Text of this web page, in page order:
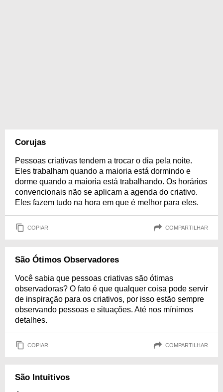
Corujas
Pessoas criativas tendem a trocar o dia pela noite.
Eles trabalham quando a maioria está dormindo e
dorme quando a maioria está trabalhando. Os horários
convencionais não se aplicam a agenda do criativo.
Eles fazem tudo na hora em que é melhor para eles.
COPIAR COMPARTILHAR
São Ótimos Observadores
Você sabia que pessoas criativas são ótimas
observadoras? O fato é que qualquer coisa pode servir
de inspiração para os criativos, por isso estão sempre
observando pessoas e situações. Até nos mínimos
detalhes.
COPIAR COMPARTILHAR
São Intuitivos